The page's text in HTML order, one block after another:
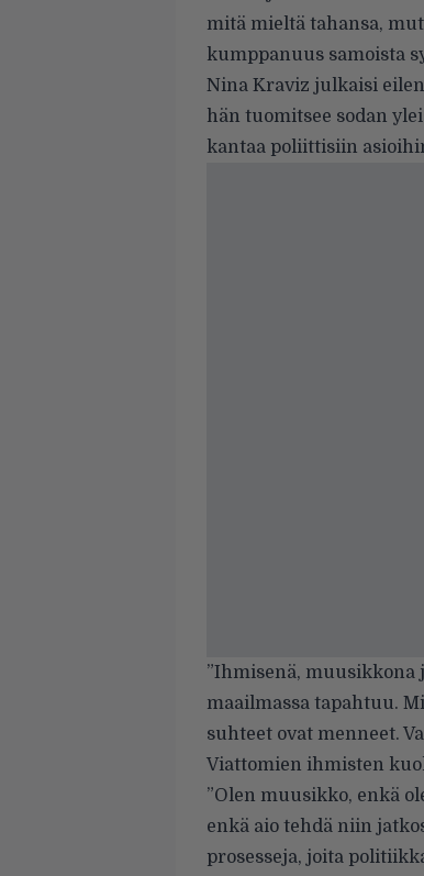
mitä mieltä tahansa,
kumppanuus samoista
Nina Kraviz julkaisi
hän tuomitsee sodan
kantaa poliittisiin
”Ihmisenä,
maailmassa tapahtuu.
suhteet ovat menneet.
Viattomien ihmisten
”Olen muusikko, enkä
enkä aio tehdä niin
prosesseja, joita